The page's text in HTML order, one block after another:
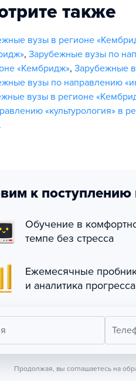
также
вузы в регионе
, Зарубежные вузы по
«Кембридж», Зарубежные
вузы по направлению
вузы в регионе
«культурология» в
к
Обучение в
темпе без стресса
Ежемесячные
и аналитика прогресса
Продолжая, вы соглашаетесь на